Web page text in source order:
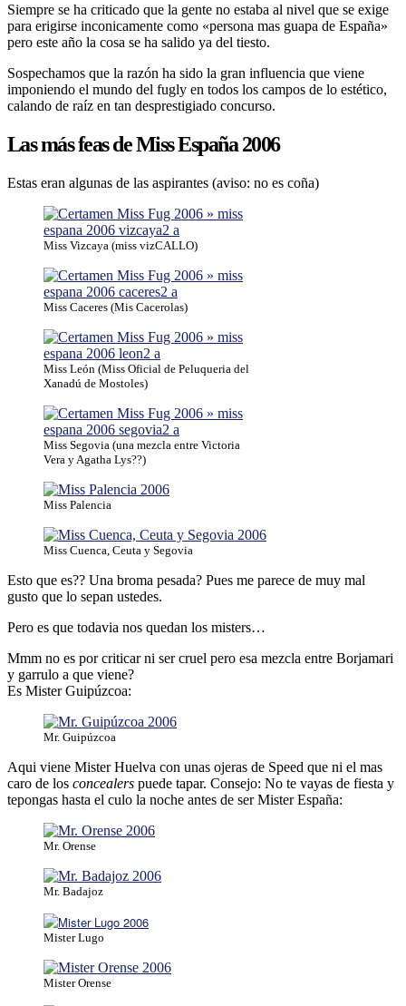
Siempre se ha criticado que la gente no estaba al nivel que se exige
para erigirse inconicamente como «persona mas guapa de España»
pero este año la cosa se ha salido ya del tiesto.
Sospechamos que la razón ha sido la gran influencia que viene
imponiendo el mundo del fugly en todos los campos de lo estético,
calando de raíz en tan desprestigiado concurso.
Las más feas de Miss España 2006
Estas eran algunas de las aspirantes (aviso: no es coña)
Miss Vizcaya (miss vizCALLO)
Miss Caceres (Mis Cacerolas)
Miss León (Miss Oficial de Peluqueria del
Xanadú de Mostoles)
Miss Segovia (una mezcla entre Victoria
Vera y Agatha Lys??)
Miss Palencia
Miss Cuenca, Ceuta y Segovia
Esto que es?? Una broma pesada? Pues me parece de muy mal
gusto que lo sepan ustedes.
Pero es que todavia nos quedan los misters…
Mmm no es por criticar ni ser cruel pero esa mezcla entre Borjamari
y garrulo a que viene?
Es Mister Guipúzcoa:
Mr. Guipúzcoa
Aqui viene Mister Huelva con unas ojeras de Speed que ni el mas
caro de los concealers puede tapar. Consejo: No te vayas de fiesta y
tepongas hasta el culo la noche antes de ser Mister España:
Mr. Orense
Mr. Badajoz
Mister Lugo
Mister Orense